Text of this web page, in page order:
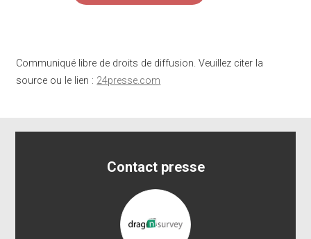
Communiqué libre de droits de diffusion. Veuillez citer la
source ou le lien : 24presse.com
Contact presse